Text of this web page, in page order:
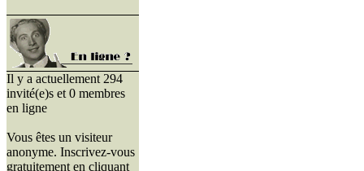
Il y a actuellement 294
invité(e)s et 0 membres
en ligne
Vous êtes un visiteur
anonyme. Inscrivez-vous
gratuitement en cliquant